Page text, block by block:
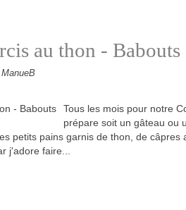
au thon - Babouts
Tous les mois pour notre
prépare soit un gâteau ou
petits pains garnis de thon, de câpres
j'adore faire...